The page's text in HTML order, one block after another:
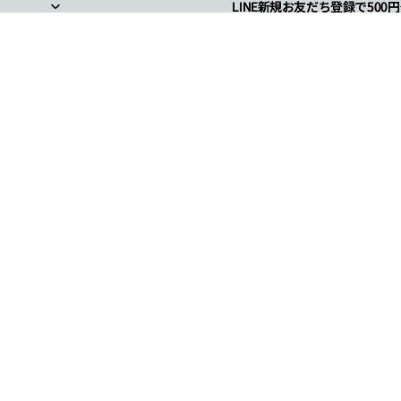
LINE新規お友だち登録で500
LINE新規お友だち登録で500